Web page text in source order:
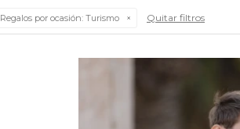
Regalos por ocasión: Turismo Quitar filtros